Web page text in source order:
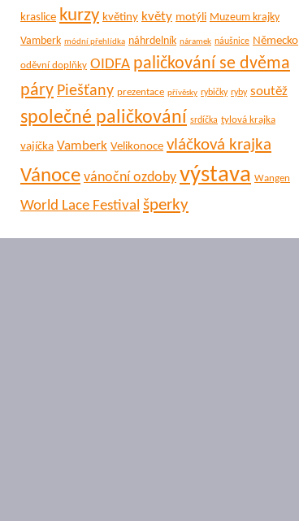
kraslice kurzy květiny květy motýli Muzeum krajky
Vamberk módní přehlídka náhrdelník náramek náušnice Německo
oděvní doplňky OIDFA paličkování se dvěma
páry Piešťany prezentace přívěsky rybičky ryby soutěž
společné paličkování srdíčka tylová krajka
vajíčka Vamberk Velikonoce vláčková krajka
Vánoce vánoční ozdoby výstava Wangen
World Lace Festival šperky